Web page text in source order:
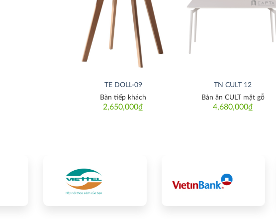
Thích
TE DOLL-09
2,650,000₫
Bàn tiếp khách
Thích
TN CULT 12
4,680,000₫
Bàn ăn CULT mặt gỗ